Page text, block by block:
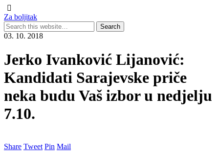
Za boljitak
03. 10. 2018
Jerko Ivanković Lijanović:
Kandidati Sarajevske priče
neka budu Vaš izbor u nedjelju
7.10.
Share Tweet Pin Mail